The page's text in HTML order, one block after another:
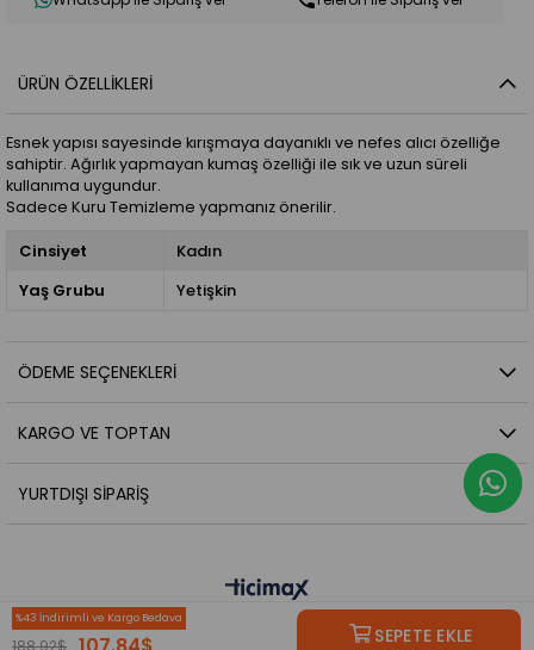
ÜRÜN ÖZELLIKLERI
Esnek yapısı sayesinde kırışmaya dayanıklı ve nefes alıcı özelliğe
sahiptir. Ağırlık yapmayan kumaş özelliği ile sık ve uzun süreli
kullanıma uygundur.
Sadece Kuru Temizleme yapmanız önerilir.
Cinsiyet
Kadın
Yaş Grubu
Yetişkin
ÖDEME SEÇENEKLERI
KARGO VE TOPTAN
YURTDIŞI SIPARIŞ
43
188.92$